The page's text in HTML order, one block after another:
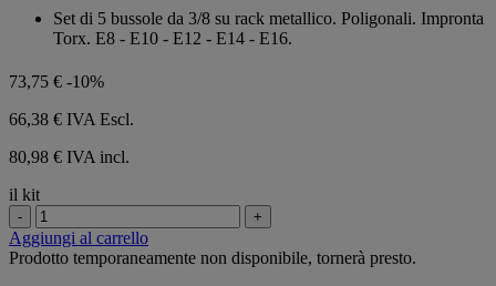
Set di 5 bussole da 3/8 su rack metallico. Poligonali. Impronta
Torx. E8 - E10 - E12 - E14 - E16.
73,75 € -10%
66,38 € IVA Escl.
80,98 € IVA incl.
il kit
- +
Aggiungi al carrello
Prodotto temporaneamente non disponibile, tornerà presto.